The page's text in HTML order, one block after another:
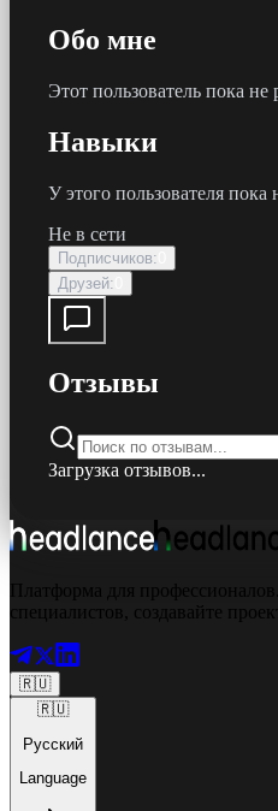
Обо мне
Этот пользователь пока не
Навыки
У этого пользователя пока
Не в сети
Подписчиков:
Друзей:
Отзывы
Загрузка отзывов...
Платформа для
специалистов, создавайте
🇷🇺
🇷🇺
Русский
Language